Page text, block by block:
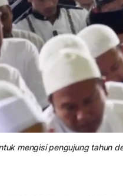
mengisi pengujung tahun